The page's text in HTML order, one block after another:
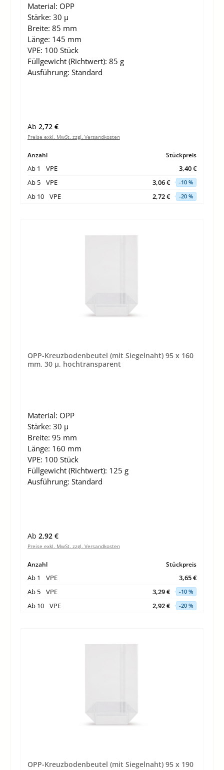
Material: OPP
Stärke: 30 µ
Breite: 85 mm
Länge: 145 mm
VPE: 100 Stück
Füllgewicht (Richtwert): 85 g
Ausführung: Standard
Regulärer Preis:
Ab 2,72 €
Preise exkl. MwSt. zzgl. Versandkosten
Anzahl Stückpreis
Ab 1 VPE
3,40 €
Ab 5 VPE 3,06 € -10 %
Ab 10 VPE 2,72 € -20 %
OPP-Kreuzbodenbeutel (mit Siegelnaht) 95 x 160
mm, 30 µ, hochtransparent
Material: OPP
Stärke: 30 µ
Breite: 95 mm
Länge: 160 mm
VPE: 100 Stück
Füllgewicht (Richtwert): 125 g
Ausführung: Standard
Regulärer Preis:
Ab 2,92 €
Preise exkl. MwSt. zzgl. Versandkosten
Anzahl Stückpreis
Ab 1 VPE
3,65 €
Ab 5 VPE 3,29 € -10 %
Ab 10 VPE 2,92 € -20 %
OPP-Kreuzbodenbeutel (mit Siegelnaht) 95 x 190